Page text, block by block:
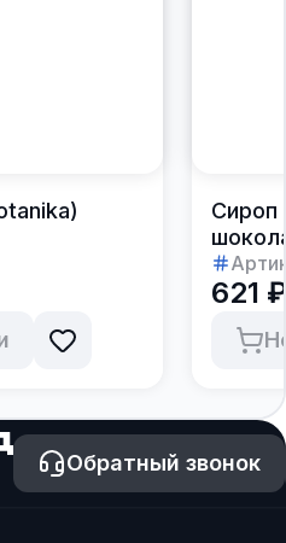
Сироп
621 ₽
Обратный звонок